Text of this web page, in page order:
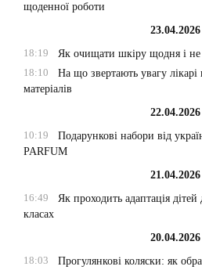
щоденної роботи
23.04.2026
18:19
Як очищати шкіру щодня і не
18:10
На що звертають увагу
матеріалів
22.04.2026
10:19
Подарункові набори від
PARFUM
21.04.2026
16:49
Як проходить адаптація
класах
20.04.2026
18:03
Прогулянкові коляски: як